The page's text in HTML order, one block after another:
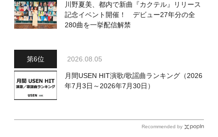
川野夏美、都内で新曲『カクテル』リリース
記念イベント開催！ デビュー27年分の全
280曲を一挙配信解禁
2026.08.05
月間USEN HIT演歌/歌謡曲ランキング（2026
年7月3日～2026年7月30日）
Recommended by